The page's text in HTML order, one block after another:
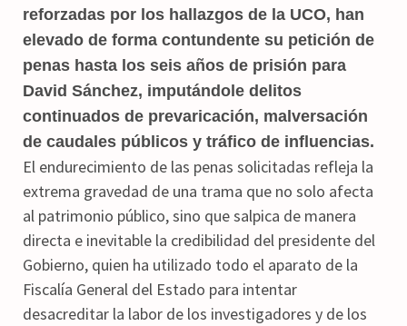
reforzadas por los hallazgos de la UCO, han
elevado de forma contundente su petición de
penas hasta los seis años de prisión para
David Sánchez, imputándole delitos
continuados de prevaricación, malversación
de caudales públicos y tráfico de influencias.
El endurecimiento de las penas solicitadas refleja la
extrema gravedad de una trama que no solo afecta
al patrimonio público, sino que salpica de manera
directa e inevitable la credibilidad del presidente del
Gobierno, quien ha utilizado todo el aparato de la
Fiscalía General del Estado para intentar
desacreditar la labor de los investigadores y de los